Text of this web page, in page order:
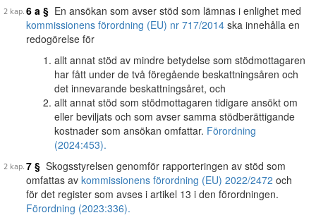
6 a § En ansökan som avser stöd som lämnas i enlighet med
kommissionens förordning (EU) nr 717/2014 ska innehålla en
redogörelse för
allt annat stöd av mindre betydelse som stödmottagaren
har fått under de två föregående beskattningsåren och
det innevarande beskattningsåret, och
allt annat stöd som stödmottagaren tidigare ansökt om
eller beviljats och som avser samma stödberättigande
kostnader som ansökan omfattar. Förordning
(2024:453).
7 § Skogsstyrelsen genomför rapporteringen av stöd som
omfattas av kommissionens förordning (EU) 2022/2472 och
för det register som avses i artikel 13 i den förordningen.
Förordning (2023:336).